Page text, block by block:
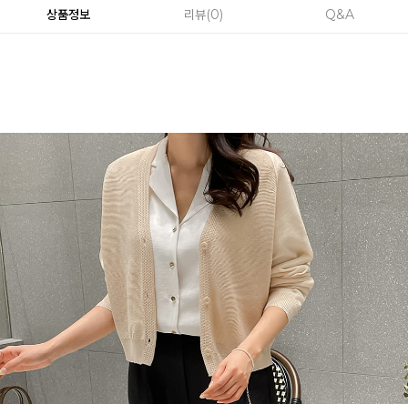
상품정보 리뷰 0 Q&A